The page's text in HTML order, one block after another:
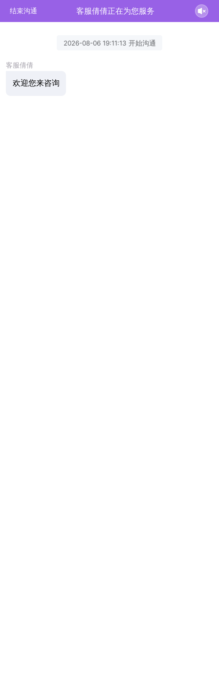
结束沟通 客服倩倩正在为您服务
2026-08-06 19:11:13 开始沟通
客服倩倩
欢迎您来咨询